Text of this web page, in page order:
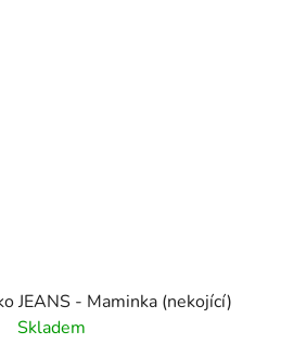
JEANS - Maminka (nekojící)
Skladem